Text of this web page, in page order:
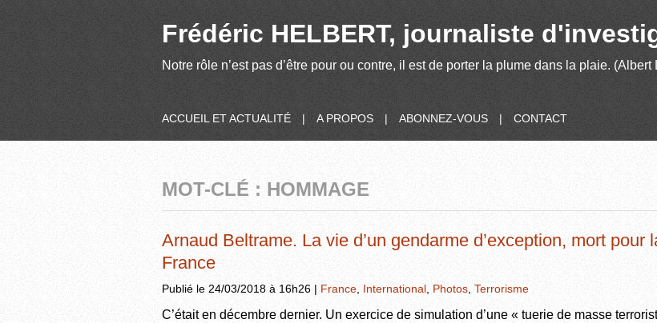
Frédéric HELBERT, journaliste
Notre rôle n’est pas d’être pour ou contre, il est de porter la plume dans la plaie. (Albert
ACCUEIL ET ACTUALITÉ | A PROPOS | ABONNEZ-VOUS | CONTACT
MOT-CLÉ : HOMMAGE
Arnaud Beltrame. La vie d’un gendarme d’exception, mort pour
France
Publié le 24/03/2018 à 16h26 | France International Photos Terrorisme
C’était en décembre dernier. Un exercice de simulation d’une « tuerie de masse